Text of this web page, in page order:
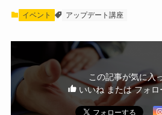
イベント アップデート講座
この記事が気に入
いいね または フォ